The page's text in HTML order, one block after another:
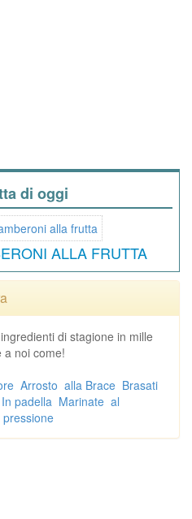
di oggi
ALLA FRUTTA
di stagione in mille
a noi come!
Arrosto alla Brace Brasati
In padella Marinate al
pressione